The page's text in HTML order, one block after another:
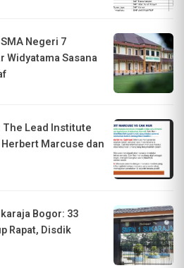
Negeri 7
Widyatama Sasana
The Lead Institute
Marcuse dan
Bogor: 33
Rapat, Disdik